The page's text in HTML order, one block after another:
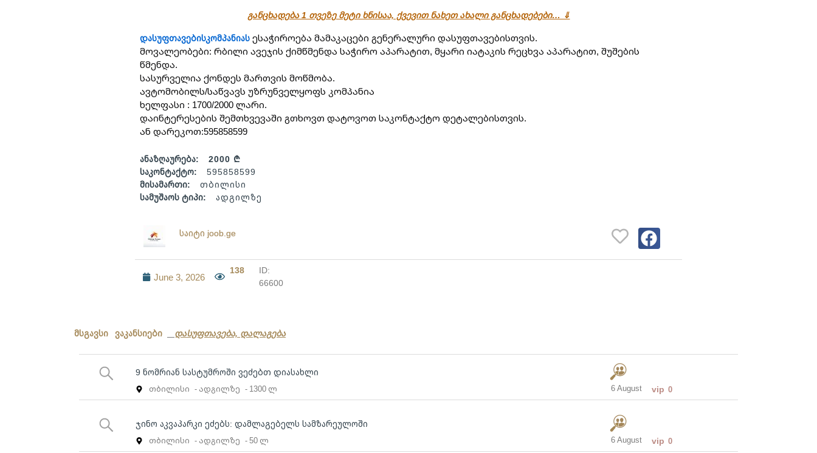
განცხადება 1 თვეზე მეტი ხნისაა, ქვევით ნახეთ ახალი განცხადებები… ⇓
დასუფთავებისკომპანიას ესაჭიროება მამაკაცები გენერალური დასუფთავებისთვის.
მოვალეობები: რბილი ავეჯის ქიმწმენდა საჭირო აპარატით, მყარი იატაკის რეცხვა აპარატით, შუშების
წმენდა.
სასურველია ქონდეს მართვის მოწმობა.
ავტომობილს/საწვავს უზრუნველყოფს კომპანია
ხელფასი : 1700/2000 ლარი.
დაინტერესების შემთხვევაში გთხოვთ დატოვოთ საკონტაქტო დეტალებისთვის.
ან დარეკოთ:595858599
ანაზღაურება:
2000 ₾
საკონტაქტო:
595858599
მისამართი:
თბილისი
სამუშაოს ტიპი:
ადგილზე
საიტი joob.ge
June 3, 2026
138
ID:
66600
მსგავსი ვაკანსიები დასუფთავება, დალაგება
9 ნომრიან სასტუმროში ვეძებთ დიასახლი
თბილისი - ადგილზე - 1300 ლ 6 August vip 0
ჯინო აკვაპარკი ეძებს: დამლაგებელს სამზარეულოში
თბილისი - ადგილზე - 50 ლ 6 August vip 0